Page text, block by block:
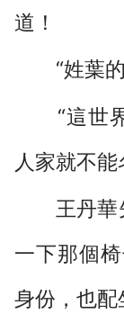
道！
“姓葉的
“這世界
人家就不
王丹華先
一下那個
身份，也配